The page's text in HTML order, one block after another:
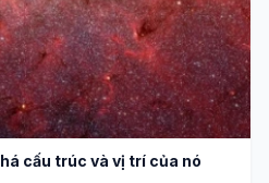
cấu trúc và vị trí của nó